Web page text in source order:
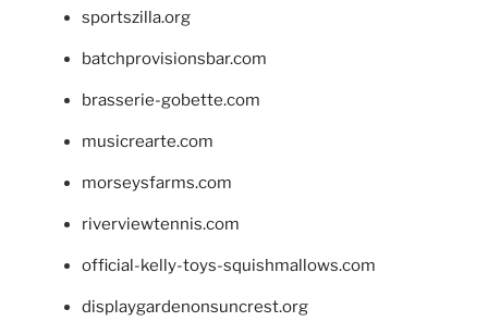
sportszilla.org
batchprovisionsbar.com
brasserie-gobette.com
musicrearte.com
morseysfarms.com
riverviewtennis.com
official-kelly-toys-squishmallows.com
displaygardenonsuncrest.org